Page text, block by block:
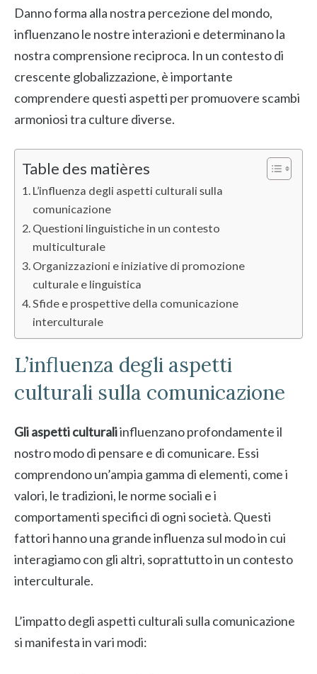
Danno forma alla nostra percezione del mondo,
influenzano le nostre interazioni e determinano la
nostra comprensione reciproca. In un contesto di
crescente globalizzazione, è importante
comprendere questi aspetti per promuovere scambi
armoniosi tra culture diverse.
Table des matières
L’influenza degli aspetti culturali sulla
comunicazione
Questioni linguistiche in un contesto
multiculturale
Organizzazioni e iniziative di promozione
culturale e linguistica
Sfide e prospettive della comunicazione
interculturale
L’influenza degli aspetti
culturali sulla comunicazione
Gli aspetti culturaliinfluenzano profondamente il
nostro modo di pensare e di comunicare. Essi
comprendono un’ampia gamma di elementi, come i
valori, le tradizioni, le norme sociali e i
comportamenti specifici di ogni società. Questi
fattori hanno una grande influenza sul modo in cui
interagiamo con gli altri, soprattutto in un contesto
interculturale.
L’impatto degli aspetti culturali sulla comunicazione
si manifesta in vari modi: